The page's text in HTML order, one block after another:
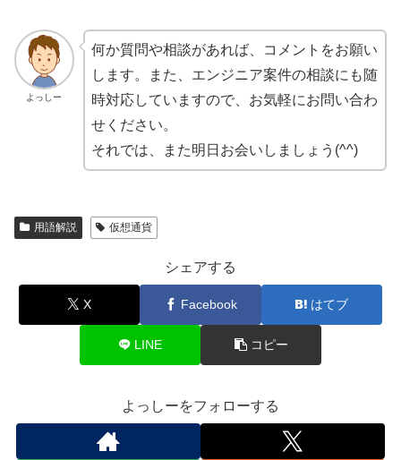
よっしー
何か質問や相談があれば、コメントをお願い
します。また、エンジニア案件の相談にも随
時対応していますので、お気軽にお問い合わ
せください。
それでは、また明日お会いしましょう(^^)
用語解説 仮想通貨
シェアする
X Facebook はてブ
LINE コピー
よっしーをフォローする